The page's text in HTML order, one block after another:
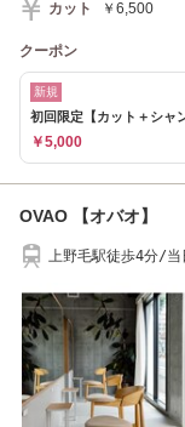
カット ￥6,500
クーポン
新規
初回限定【カット＋シャ
￥5,000
OVAO 【オバオ】
上野毛駅徒歩4分/当